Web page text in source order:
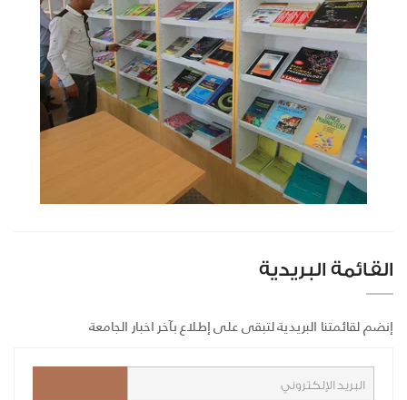
القائمة البريدية
إنضم لقائمتنا البريدية لتبقى على إطلاع بآخر اخبار الجامعة